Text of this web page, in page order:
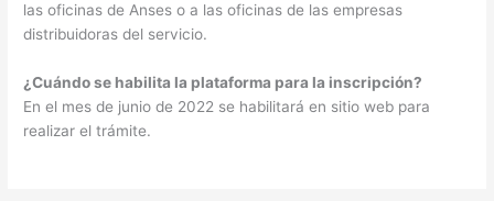
las oficinas de Anses o a las oficinas de las empresas
distribuidoras del servicio.
¿Cuándo se habilita la plataforma para la inscripción?
En el mes de junio de 2022 se habilitará en sitio web para
realizar el trámite.